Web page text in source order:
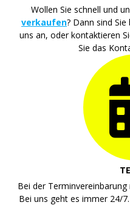
Wollen Sie schnell und
verkaufen? Dann sind
uns an, oder kontaktieren
Sie das
Bei der
Bei uns geht es immer 24/